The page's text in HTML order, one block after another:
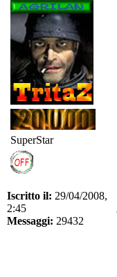
SuperStar
Iscritto il: 29/04/2008,
2:45
Messaggi: 29432